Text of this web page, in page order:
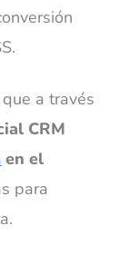
a través
CRM
en el
para